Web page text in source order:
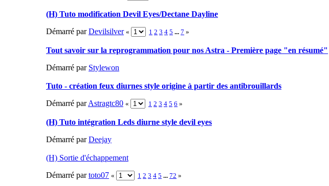
(H) Tuto modification Devil Eyes/Dectane Dayline
Démarré parDevilsilver « 1 2 3 4 5 ... 7 »
Tout savoir sur la reprogrammation pour nos Astra - Première page "en résumé"
Démarré par Stylewon
Tuto - création feux diurnes style origine à partir des antibrouillards
Démarré parAstragtc80 « 1 2 3 4 5 6 »
(H) Tuto intégration Leds diurne style devil eyes
Démarré parDeejay
(H) Sortie d'échappement
Démarré partoto07 « 1 2 3 4 5 ... 72 »